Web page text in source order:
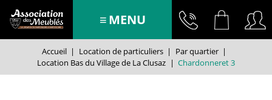
MENU
Accueil | Location de particuliers | Par quartier |
Location Bas du Village de La Clusaz | Chardonneret 3